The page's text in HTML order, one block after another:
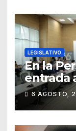
LEGISLATIVO
En la
entrada
materia
6 AGOSTO,